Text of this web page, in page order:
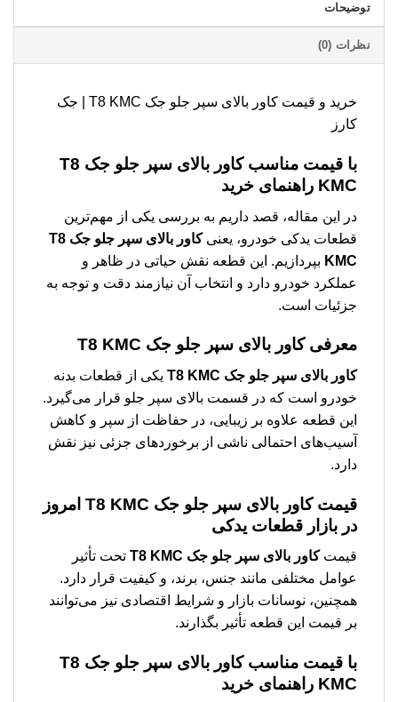
توضیحات
نظرات (0)
خرید و قیمت كاور بالای سپر جلو جک T8 KMC | جک
کارز
با قیمت مناسب كاور بالای سپر جلو جک T8
KMC راهنمای خرید
در این مقاله، قصد داریم به بررسی یکی از مهم‌ترین
قطعات یدکی خودرو، یعنی
كاور بالای سپر جلو جک T8
KMC بپردازیم. این قطعه نقش حیاتی در ظاهر و
عملکرد خودرو دارد و انتخاب آن نیازمند دقت و توجه به
جزئیات است.
معرفی كاور بالای سپر جلو جک T8 KMC
كاور بالای سپر جلو جک T8 KMC
یکی از قطعات بدنه
خودرو است که در قسمت بالای سپر جلو قرار می‌گیرد.
این قطعه علاوه بر زیبایی، در حفاظت از سپر و کاهش
آسیب‌های احتمالی ناشی از برخوردهای جزئی نیز نقش
دارد.
قیمت كاور بالای سپر جلو جک T8 KMC امروز
در بازار قطعات یدکی
قیمتكاور بالای سپر جلو جک T8 KMC
تحت تأثیر
عوامل مختلفی مانند جنس، برند، و کیفیت قرار دارد.
همچنین، نوسانات بازار و شرایط اقتصادی نیز می‌توانند
بر قیمت این قطعه تأثیر بگذارند.
با قیمت مناسب كاور بالای سپر جلو جک T8
KMC راهنمای خرید